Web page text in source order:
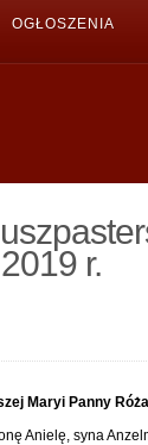
OGŁOSZENIA
r.
Maryi Panny
Anielę, syna